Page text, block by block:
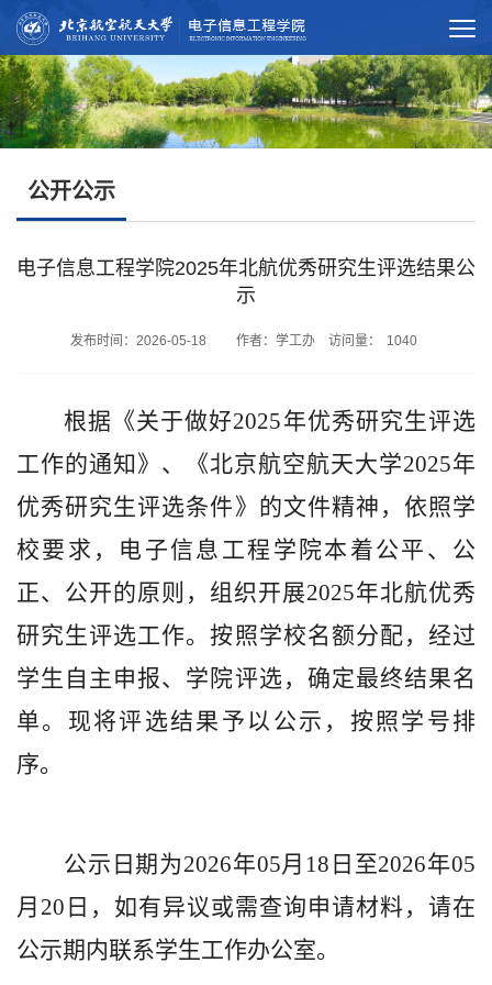
公开公示
电子信息工程学院2025年北航优秀研究生评选结果公
示
发布时间：2026-05-18 作者：学工办 访问量： 1040
根据 《关于做好2025年优秀研究生评选
工作的通知》、《北京航空航天大学2025年
优秀研究生评选条件》 的文件精神 ，依照学
校要求 ，电子信息工程学院本着公平、公
正、公开的原则，组织开展2025年北航优秀
研究生评选工作。按照学校名额分配，经过
学生自主申报、学院评选，确定最终结果名
单。现将评选结果予以公示 ， 按照学号排
序。
公示日期为2026年05月 18 日至2026年05
月 20 日，如有异议或需查询申请材料，请在
公示期内联系学生工作办公室。